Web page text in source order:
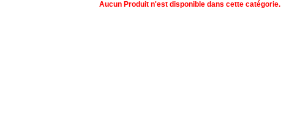
Aucun Produit n'est disponible dans cette catégorie.